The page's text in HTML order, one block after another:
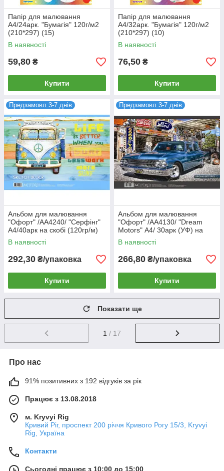
Папір для малювання
А4/24арк. "Бумагія" 120г/м2
(210*297) (15)
В наявності
59,80 ₴
Купити
Папір для малювання
А4/32арк. "Бумагія" 120г/м2
(210*297) (10)
В наявності
76,50 ₴
Купити
Предзамовл 3-7 днів
Альбом для малювання
"Офорт" /АА4240/ "Серфінг"
А4/40арк на скобі (120гр/м)
(5/60)
В наявності
292,30 ₴/упаковка
Купити
Предзамовл 3-7 днів
Альбом для малювання
"Офорт" /АА4130/ "Dream
Motors" А4/ 30арк (УФ) на
спір (120гр/м)(5/80)
В наявності
266,80 ₴/упаковка
Купити
Показати ще
1 / 17
Про нас
91% позитивних з 192 відгуків за рік
Працює з 13.08.2018
м. Kryvyi Rig
Кривий Ріг, проспект 200 річчя Кривого Рогу 15/3, Kryvyi
Rig, Україна
Контакти
Сьогодні працює з 10:00 до 15:00